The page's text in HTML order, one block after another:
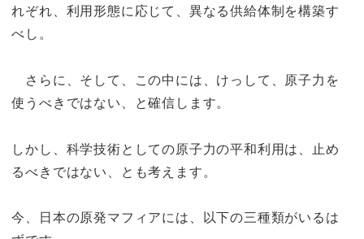
れぞれ、利用形態に応じて、異なる供給体制を構築す
べし。
さらに、そして、この中には、けっして、原子力を
使うべきではない、と確信します。
しかし、科学技術としての原子力の平和利用は、止め
るべきではない、とも考えます。
今、日本の原発マフィアには、以下の三種類がいるは